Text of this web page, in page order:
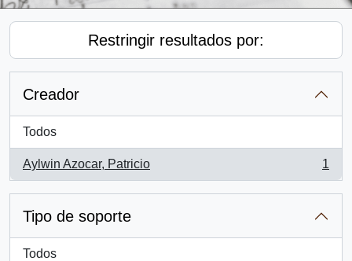
Restringir resultados por:
Creador
Todos
Aylwin Azocar, Patricio
, 1 resultados
1
Tipo de soporte
Todos